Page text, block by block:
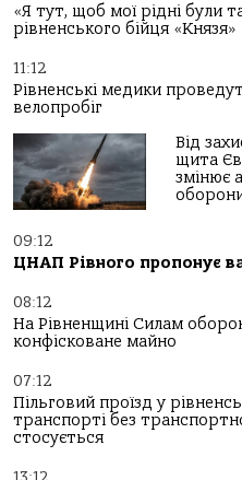
«Я тут, щоб мої рідні були
рівненського бійця «Князя»
11:12
Рівненські медики
велопробіг
Від
щита
змінює
09:12
ЦНАП Рівного пропонує
08:12
На Рівненщині Силам
конфісковане майно
07:12
Пільговий проїзд у
транспорті без
стосується